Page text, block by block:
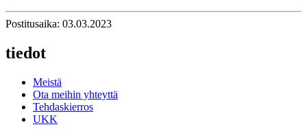
Postitusaika: 03.03.2023
tiedot
Meistä
Ota meihin yhteyttä
Tehdaskierros
UKK